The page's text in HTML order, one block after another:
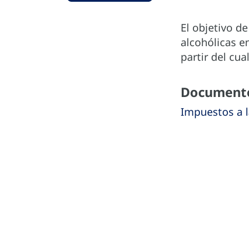
El objetivo
alcohólicas
partir del
Impuestos a